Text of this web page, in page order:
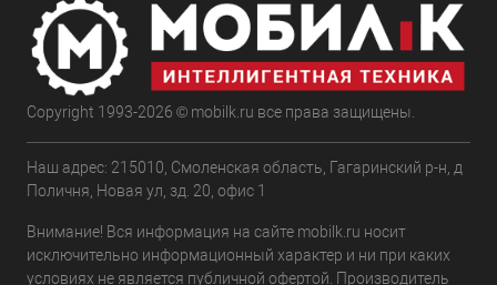
Copyright 1993-2026 © mobilk.ru все права защищены.
Наш адрес: 215010, Смоленская область, Гагаринский р-н, д
Поличня, Новая ул, зд. 20, офис 1
Внимание! Вся информация на сайте mobilk.ru носит
исключительно информационный характер и ни при каких
условиях не является публичной офертой. Производитель